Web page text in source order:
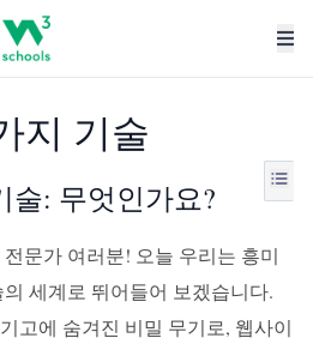
지 기술
술: 무엇인가요?
문가 여러분! 오늘 우리는 흥미
세계로 뛰어들어 보겠습니다.
고에 숨겨진 비밀 무기로, 웹사이